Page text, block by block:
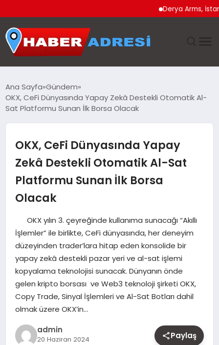
Derya Arms, İstanbul
GÜNDEM
TEKNOLOJI
MAGAZIN
YAŞAM
OTOMOBIL
Ana Sayfa Gündem
OKX, CeFi Dünyasında Yapay Zekâ Destekli Otomatik Al-
Sat Platformu Sunan İlk Borsa Olacak
OKX, CeFi Dünyasında Yapay
Zekâ Destekli Otomatik Al-Sat
Platformu Sunan İlk Borsa
Olacak
OKX yılın 3. çeyreğinde kullanıma sunacağı “Akıllı
İşlemler” ile birlikte, CeFi dünyasında, her deneyim
düzeyinden trader’lara hitap eden konsolide bir
yapay zekâ destekli pazar yeri ve al-sat işlemi
kopyalama teknolojisi sunacak. Dünyanın önde
gelen kripto borsası ve Web3 teknoloji şirketi OKX,
Copy Trade, Sinyal İşlemleri ve Al-Sat Botları dahil
olmak üzere OKX’in…
admin
20 Haziran 2024 Paylaş